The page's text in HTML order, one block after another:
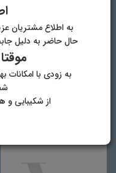
طریقه
به اطلاع مشتریان
حال حاضر به دلیل
به زودی با امکانات
از شکیبایی و